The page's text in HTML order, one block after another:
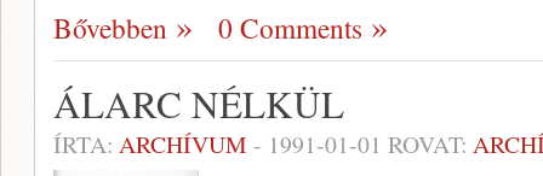
Bővebben 0 Comments
ÁLARC NÉLKÜL
ÍRTA: ARCHÍVUM - 1991-01-01 ROVAT: